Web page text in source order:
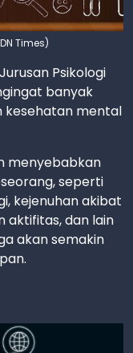
Times)
Psikologi
banyak
kesehatan mental
menyebabkan
seperti
kejenuhan akibat
aktifitas, dan lain
akan semakin